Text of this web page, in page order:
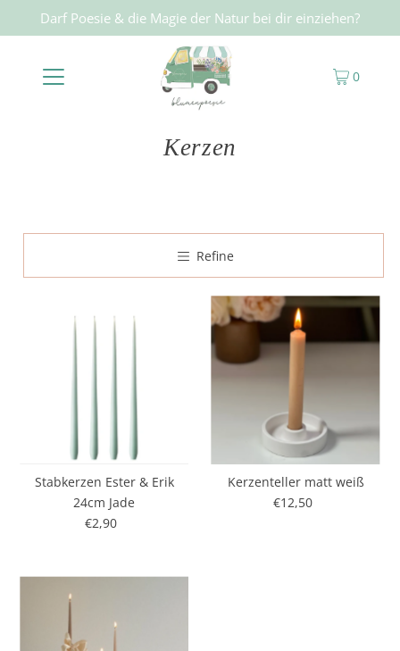
Darf Poesie & die Magie der Natur bei dir einziehen?
0
Kerzen
Refine
Stabkerzen Ester & Erik
24cm Jade
Regulärer
€2,90
Kerzenteller matt weiß
Regulärer
€12,50